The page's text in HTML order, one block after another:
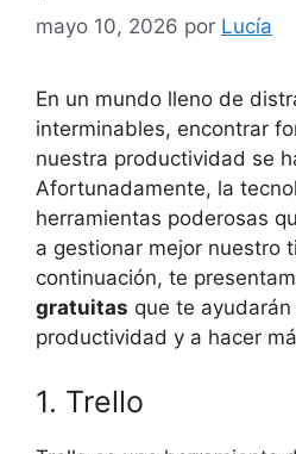
mayo 10, 2026 por Lucía
En un mundo lleno de
interminables, encontrar
nuestra productividad se
Afortunadamente, la
herramientas poderosas
a gestionar mejor nuestro
continuación, te
gratuitas que te
productividad y a hacer
1. Trello